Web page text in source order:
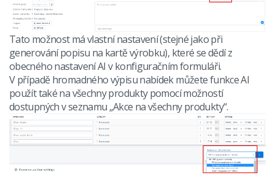
Tato možnost má vlastní nastavení (stejné jako při
generování popisu na kartě výrobku), které se dědí z
obecného nastavení AI v konfiguračním formuláři.
V případě hromadného výpisu nabídek můžete funkce AI
použít také na všechny produkty pomocí možností
dostupných v seznamu „Akce na všechny produkty“.